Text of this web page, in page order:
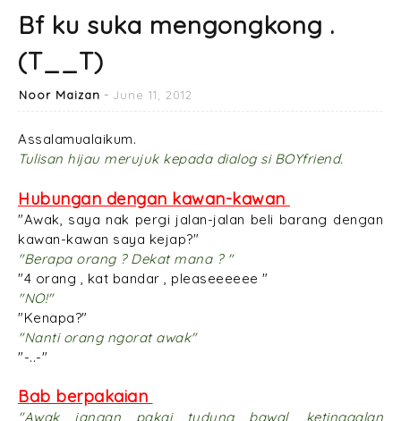
Bf ku suka mengongkong .
(T__T)
Noor Maizan June 11, 2012
Assalamualaikum.
Tulisan hijau merujuk kepada dialog si BOYfriend.
Hubungan dengan kawan-kawan
"Awak, saya nak pergi jalan-jalan beli barang dengan
kawan-kawan saya kejap?"
"Berapa orang ? Dekat mana ? "
"4 orang , kat bandar , pleaseeeeee "
"NO!"
"Kenapa?"
"Nanti orang ngorat awak"
"-..-"
Bab berpakaian
"Awak jangan pakai tudung bawal, ketinggalan